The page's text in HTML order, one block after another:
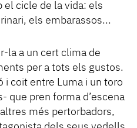
el cicle de la vida: els
els embarassos...
la a un cert clima de
per a tots els gustos.
i coit entre Luma i un toro
que pren forma d’escena
més pertorbadors,